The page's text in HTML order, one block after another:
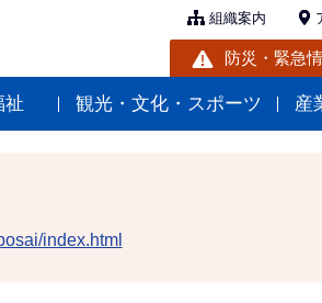
組織案内
防災・緊急
祉 観光・文化・スポーツ 産
index.html